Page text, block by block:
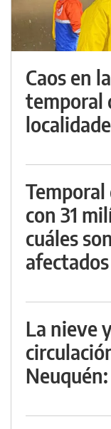
Caos en
temporal
con 31
cuáles
afectados
La nieve